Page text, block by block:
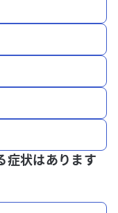
症状はあります